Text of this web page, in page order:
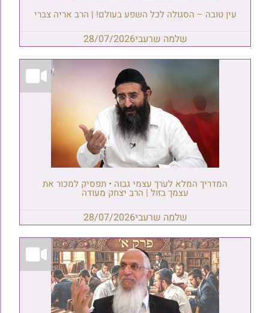
עין טובה – הסגולה לכל השפע בעולם! | הרב אריה צברי
שלמה שרעבי28/07/2026
המדריך המלא לערך עצמי גבוה • תפסיק למכור את
עצמך בזול | הרב יצחק מעודה
שלמה שרעבי28/07/2026